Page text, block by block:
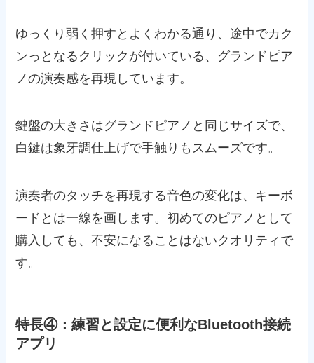
ゆっくり弱く押すとよくわかる通り、途中でカク
ンっとなるクリックが付いている、グランドピア
ノの演奏感を再現しています。
鍵盤の大きさはグランドピアノと同じサイズで、
白鍵は象牙調仕上げで手触りもスムーズです。
演奏者のタッチを再現する音色の変化は、キーボ
ードとは一線を画します。初めてのピアノとして
購入しても、不安になることはないクオリティで
す。
特長④：練習と設定に便利なBluetooth接続
アプリ